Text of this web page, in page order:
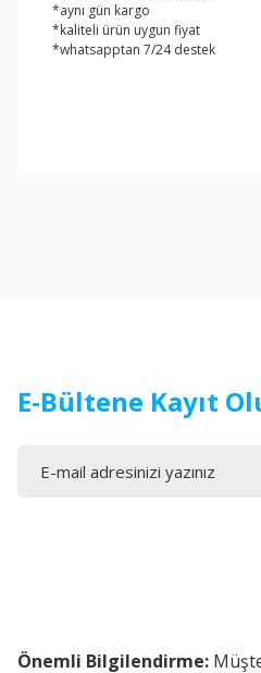
*aynı gün kargo
*kaliteli ürün uygun fiyat
*whatsapptan 7/24 destek
E-Bültene Kayıt
Önemli Bilgilendirme: